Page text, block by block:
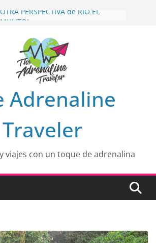
OTRA PERSPECTIVA de RÍO EL
desde yo soy
Aprovechando que Wen tenía que
EL SENDERO DEL CACAO: Excelente
opción
HOSPEDAJE AL NATURALSHH !!
En
Adrenaline
Traveler
viajes con un toque de adrenalina